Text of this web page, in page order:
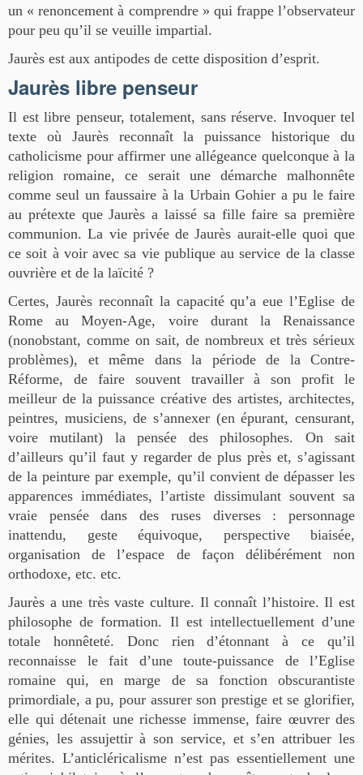
un « renoncement à comprendre » qui frappe l’observateur
pour peu qu’il se veuille impartial.
Jaurès est aux antipodes de cette disposition d’esprit.
Jaurès libre penseur
Il est libre penseur, totalement, sans réserve. Invoquer tel
texte où Jaurès reconnaît la puissance historique du
catholicisme pour affirmer une allégeance quelconque à la
religion romaine, ce serait une démarche malhonnête
comme seul un faussaire à la Urbain Gohier a pu le faire
au prétexte que Jaurès a laissé sa fille faire sa première
communion. La vie privée de Jaurès aurait-elle quoi que
ce soit à voir avec sa vie publique au service de la classe
ouvrière et de la laïcité ?
Certes, Jaurès reconnaît la capacité qu’a eue l’Eglise de
Rome au Moyen-Age, voire durant la Renaissance
(nonobstant, comme on sait, de nombreux et très sérieux
problèmes), et même dans la période de la Contre-
Réforme, de faire souvent travailler à son profit le
meilleur de la puissance créative des artistes, architectes,
peintres, musiciens, de s’annexer (en épurant, censurant,
voire mutilant) la pensée des philosophes. On sait
d’ailleurs qu’il faut y regarder de plus près et, s’agissant
de la peinture par exemple, qu’il convient de dépasser les
apparences immédiates, l’artiste dissimulant souvent sa
vraie pensée dans des ruses diverses : personnage
inattendu, geste équivoque, perspective biaisée,
organisation de l’espace de façon délibérément non
orthodoxe, etc. etc.
Jaurès a une très vaste culture. Il connaît l’histoire. Il est
philosophe de formation. Il est intellectuellement d’une
totale honnêteté. Donc rien d’étonnant à ce qu’il
reconnaisse le fait d’une toute-puissance de l’Eglise
romaine qui, en marge de sa fonction obscurantiste
primordiale, a pu, pour assurer son prestige et se glorifier,
elle qui détenait une richesse immense, faire œuvrer des
génies, les assujettir à son service, et s’en attribuer les
mérites. L’anticléricalisme n’est pas essentiellement une